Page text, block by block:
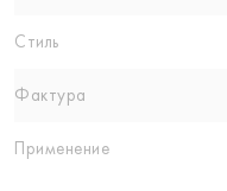
Стиль
Фактура
Применение